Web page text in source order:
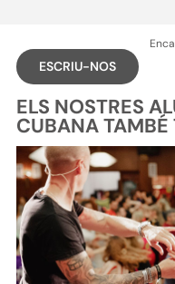
ESCRIU-NOS
ELS NOSTRES
CUBANA TAMBÉ